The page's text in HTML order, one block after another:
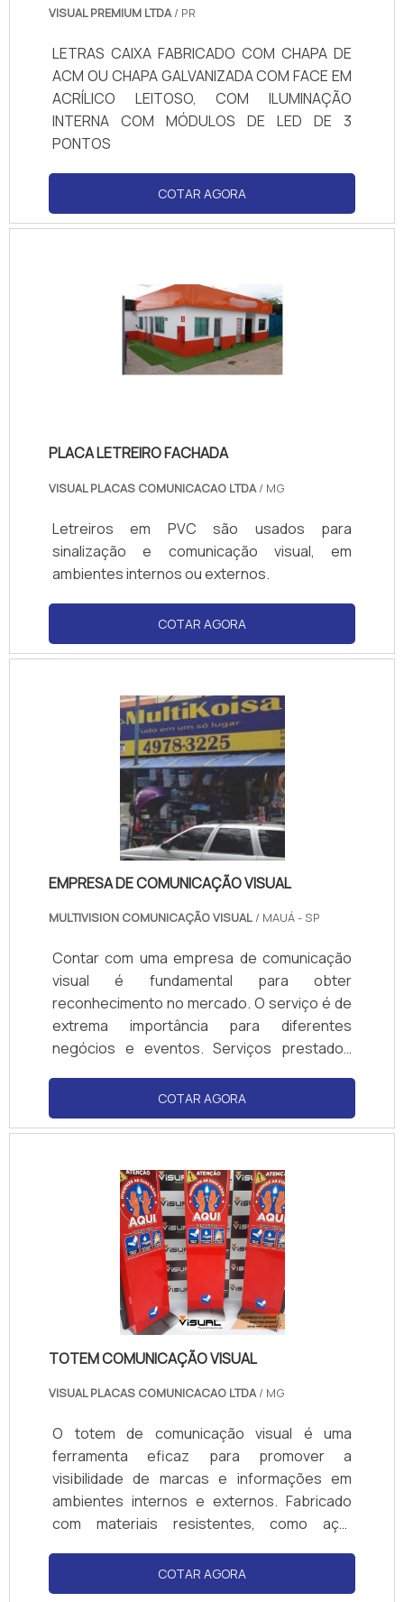
VISUAL PREMIUM LTDA/ PR
LETRAS CAIXA FABRICADO COM CHAPA DE
ACM OU CHAPA GALVANIZADA COM FACE EM
ACRÍLICO LEITOSO, COM ILUMINAÇÃO
INTERNA COM MÓDULOS DE LED DE 3
PONTOS
COTAR AGORA
PLACA LETREIRO FACHADA
VISUAL PLACAS COMUNICACAO LTDA/ MG
Letreiros em PVC são usados para
sinalização e comunicação visual, em
ambientes internos ou externos.
COTAR AGORA
EMPRESA DE COMUNICAÇÃO VISUAL
MULTIVISION COMUNICAÇÃO VISUAL / MAUÁ - SP
Contar com uma empresa de comunicação
visual é fundamental para obter
reconhecimento no mercado. O serviço é de
extrema importância para diferentes
negócios e eventos. Serviços prestados
banners para eventos; Elabore fachadas;
Fabrique letreiros luminosos; Entre outros.A
comunicação visual atualmente é um dos
estabelecimento, independente do
segmento. A partir do momento que uma
marca se torna bem posicionada no mer.
COTAR AGORA
TOTEM COMUNICAÇÃO VISUAL
VISUAL PLACAS COMUNICACAO LTDA/ MG
O totem de comunicação visual é uma
ferramenta eficaz para promover a
visibilidade de marcas e informações em
ambientes internos e externos. Fabricado
com materiais resistentes, como aço,
alta resistência às condições climáticas. Sua
estrutura personalizada pode ser adaptada
COTAR AGORA